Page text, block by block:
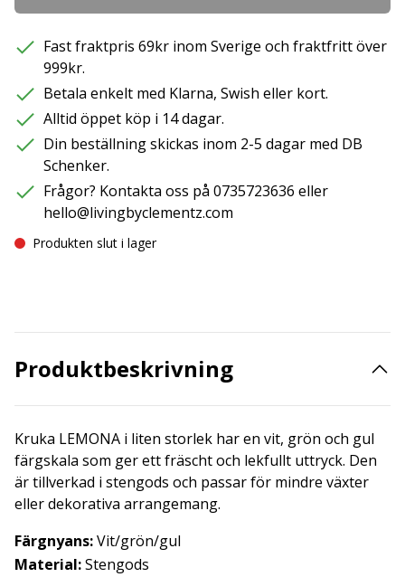
Fast fraktpris 69kr inom Sverige och fraktfritt över
999kr.
Betala enkelt med Klarna, Swish eller kort.
Alltid öppet köp i 14 dagar.
Din beställning skickas inom 2-5 dagar med DB
Schenker.
Frågor? Kontakta oss på 0735723636 eller
hello@livingbyclementz.com
Produkten slut i lager
Produktbeskrivning
Kruka LEMONA i liten storlek har en vit, grön och gul
färgskala som ger ett fräscht och lekfullt uttryck. Den
är tillverkad i stengods och passar för mindre växter
eller dekorativa arrangemang.
Färgnyans:Vit/grön/gul
Material:Stengods